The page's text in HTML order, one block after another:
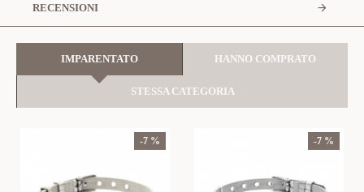
RECENSIONI
IMPARENTATO HANNO COMPRATO
STESSA CATEGORIA
-7 % -7 %